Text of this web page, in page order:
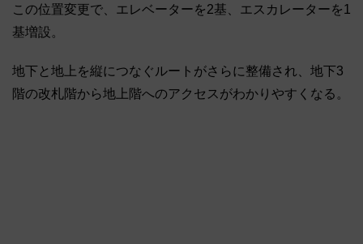
この位置変更で、エレベーターを2基、エスカレーターを1
基増設。
地下と地上を縦につなぐルートがさらに整備され、地下3
階の改札階から地上階へのアクセスがわかりやすくなる。